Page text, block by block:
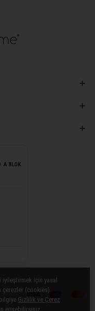
iyileştirmek için yasal
çerezler (cookies)
Gizlilik ve Çerez
erişebilirsiniz.
A BLOK